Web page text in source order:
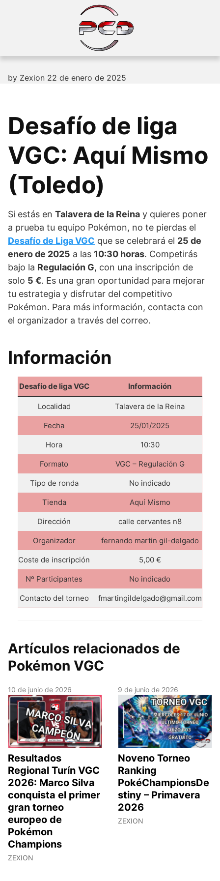
by Zexion 22 de enero de 2025
Desafío de liga
VGC: Aquí Mismo
(Toledo)
Si estás en Talavera de la Reina y quieres poner
a prueba tu equipo Pokémon, no te pierdas el
Desafío de Liga VGC que se celebrará el 25 de
enero de 2025 a las 10:30 horas. Competirás
bajo la Regulación G, con una inscripción de
solo 5 €. Es una gran oportunidad para mejorar
tu estrategia y disfrutar del competitivo
Pokémon. Para más información, contacta con
el organizador a través del correo.
Información
Desafío de liga VGC Información
Localidad Talavera de la Reina
Fecha 25/01/2025
Hora 10:30
Formato VGC – Regulación G
Tipo de ronda No indicado
Tienda Aquí Mismo
Dirección calle cervantes n8
Organizador fernando martin gil-delgado
Coste de inscripción 5,00 €
Nº Participantes No indicado
Contacto del torneo fmartingildelgado@gmail.com
Artículos relacionados de
Pokémon VGC
10 de junio de 2026
Resultados
Regional Turín VGC
2026: Marco Silva
conquista el primer
gran torneo
europeo de
Pokémon
Champions
ZEXION
9 de junio de 2026
Noveno Torneo
Ranking
PokéChampionsDe
stiny – Primavera
2026
ZEXION